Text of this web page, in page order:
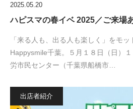
2025.05.20
ハピスマの春イベ 2025／ご来場
「来る人も、出る人も楽しく」をモ
Happysmile千葉。５月１８日（日）
労市民センター（千葉県船橋市…
出店者紹介